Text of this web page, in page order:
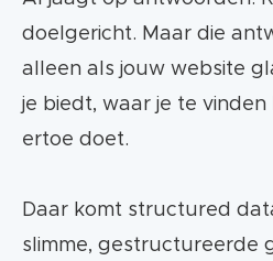
doelgericht. Maar die
alleen als jouw website
je biedt, waar je te vinden
ertoe doet.
Daar komt structured
slimme, gestructureerde